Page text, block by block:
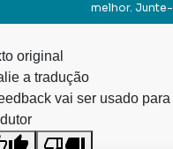
melhor.
original
a tradução
vai ser usado